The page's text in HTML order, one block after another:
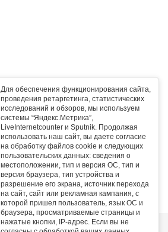
Для обеспечения функционирования сайта,
проведения ретаргетинга, статистических
исследований и обзоров, мы используем
системы “Яндекс.Метрика”,
LiveInternetcounter и Sputnik. Продолжая
использовать наш сайт, вы даете согласие
на обработку файлов cookie и следующих
пользовательских данных: сведения о
местоположении, тип и версия ОС, тип и
версия браузера, тип устройства и
разрешение его экрана, источник перехода
на сайт, сайт или рекламная кампания, с
которой пришел пользователь, язык ОС и
браузера, просматриваемые страницы и
нажатые кнопки, IP-адрес. Если вы не